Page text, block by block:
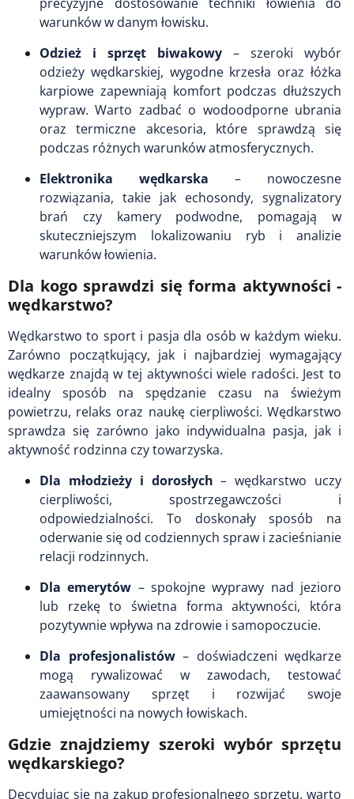
precyzyjne dostosowanie techniki łowienia do
warunków w danym łowisku.
Odzież i sprzęt biwakowy – szeroki wybór
odzieży wędkarskiej, wygodne krzesła oraz łóżka
karpiowe zapewniają komfort podczas dłuższych
wypraw. Warto zadbać o wodoodporne ubrania
oraz termiczne akcesoria, które sprawdzą się
podczas różnych warunków atmosferycznych.
Elektronika wędkarska – nowoczesne
rozwiązania, takie jak echosondy, sygnalizatory
brań czy kamery podwodne, pomagają w
skuteczniejszym lokalizowaniu ryb i analizie
warunków łowienia.
Dla kogo sprawdzi się forma aktywności -
wędkarstwo?
Wędkarstwo to sport i pasja dla osób w każdym wieku.
Zarówno początkujący, jak i najbardziej wymagający
wędkarze znajdą w tej aktywności wiele radości. Jest to
idealny sposób na spędzanie czasu na świeżym
powietrzu, relaks oraz naukę cierpliwości. Wędkarstwo
sprawdza się zarówno jako indywidualna pasja, jak i
aktywność rodzinna czy towarzyska.
Dla młodzieży i dorosłych – wędkarstwo uczy
cierpliwości, spostrzegawczości i
odpowiedzialności. To doskonały sposób na
oderwanie się od codziennych spraw i zacieśnianie
relacji rodzinnych.
Dla emerytów – spokojne wyprawy nad jezioro
lub rzekę to świetna forma aktywności, która
pozytywnie wpływa na zdrowie i samopoczucie.
Dla profesjonalistów– doświadczeni wędkarze
mogą rywalizować w zawodach, testować
zaawansowany sprzęt i rozwijać swoje
umiejętności na nowych łowiskach.
Gdzie znajdziemy szeroki wybór sprzętu
wędkarskiego?
Decydując się na zakup profesjonalnego sprzętu, warto